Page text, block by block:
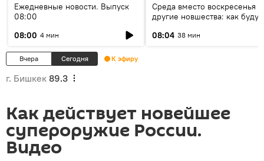
Ежедневные новости. Выпуск
08:00
08:00 4 мин
Среда вместо воскресенья и
другие новшества: как будут
08:04 38 мин
Вчера Сегодня К эфиру
г. Бишкек 89.3
Как действует новейшее
супероружие России.
Видео